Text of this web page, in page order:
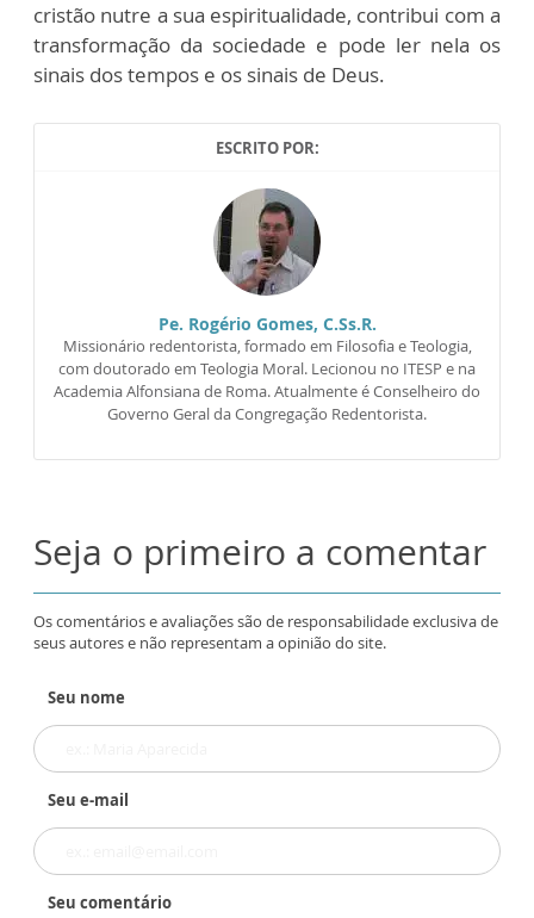
cristão nutre a sua espiritualidade, contribui com a
transformação da sociedade e pode ler nela os
sinais dos tempos e os sinais de Deus.
ESCRITO POR:
Pe. Rogério Gomes, C.Ss.R.
Missionário redentorista, formado em Filosofia e Teologia,
com doutorado em Teologia Moral. Lecionou no ITESP e na
Academia Alfonsiana de Roma. Atualmente é Conselheiro do
Governo Geral da Congregação Redentorista.
Seja o primeiro a comentar
Os comentários e avaliações são de responsabilidade exclusiva de
seus autores e não representam a opinião do site.
Seu nome
Seu e-mail
Seu comentário